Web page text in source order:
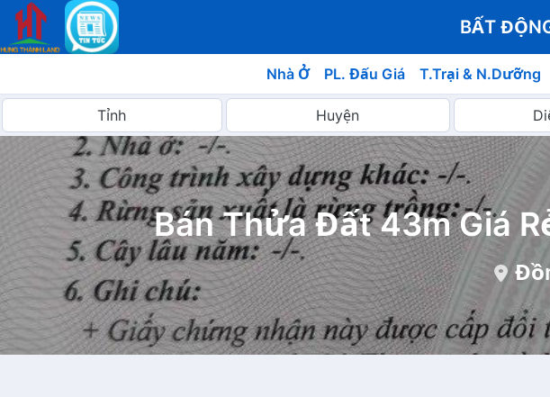
BẤT
Nhà Ở PL. Đấu Giá T.Trại & N.Dưỡng
Bán Thửa Đất 43m Giá